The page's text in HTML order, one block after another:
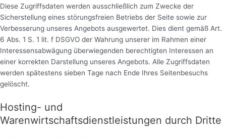
Diese Zugriffsdaten werden ausschließlich zum Zwecke der
Sicherstellung eines störungsfreien Betriebs der Seite sowie zur
Verbesserung unseres Angebots ausgewertet. Dies dient gemäß Art.
6 Abs. 1 S. 1 lit. f DSGVO der Wahrung unserer im Rahmen einer
Interessensabwägung überwiegenden berechtigten Interessen an
einer korrekten Darstellung unseres Angebots. Alle Zugriffsdaten
werden spätestens sieben Tage nach Ende Ihres Seitenbesuchs
gelöscht.
Hosting- und
Warenwirtschaftsdienstleistungen durch Dritte